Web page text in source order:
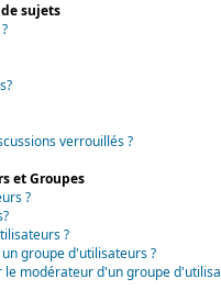
sujets
verrouillés ?
et Groupes
?
?
groupe d'utilisateurs ?
le modérateur d'un groupe